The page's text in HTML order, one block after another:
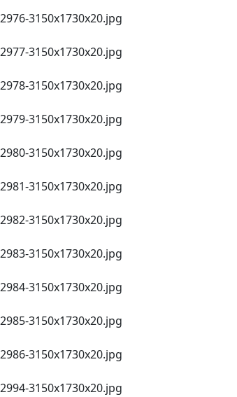
2976-3150х1730х20.jpg
2977-3150х1730х20.jpg
2978-3150х1730х20.jpg
2979-3150х1730х20.jpg
2980-3150х1730х20.jpg
2981-3150х1730х20.jpg
2982-3150х1730х20.jpg
2983-3150х1730х20.jpg
2984-3150х1730х20.jpg
2985-3150х1730х20.jpg
2986-3150х1730х20.jpg
2994-3150х1730х20.jpg